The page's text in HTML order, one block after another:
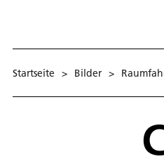
Startseite > Bilder >